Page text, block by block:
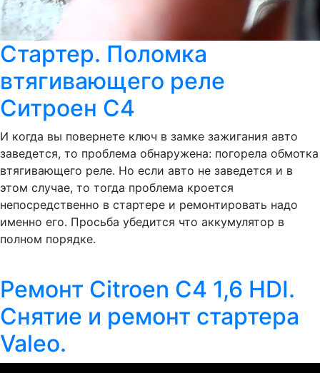
Стартер. Поломка
втягивающего реле
Ситроен С4
И когда вы повернете ключ в замке зажигания авто
заведется, то проблема обнаружена: погорела обмотка
втягивающего реле. Но если авто не заведется и в
этом случае, то тогда проблема кроется
непосредственно в стартере и ремонтировать надо
именно его. Просьба убедится что аккумулятор в
полном порядке.
Ремонт Citroen C4 1,6 HDI.
Снятие и ремонт стартера
Valeo.